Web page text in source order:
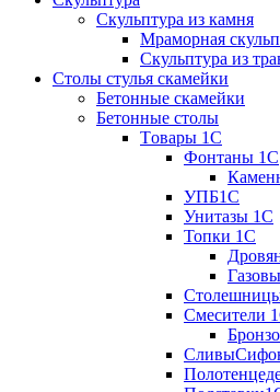
Скульптура из камня
Мраморная
Скульптура из
Столы стулья скамейки
Бетонные скамейки
Бетонные столы
Tовары 1C
Фонтаны 1C
УПБ1С
Унитазы 1С
Топки 1С
Смесители